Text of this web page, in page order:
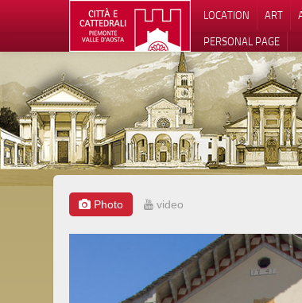
LOCATION ART
PERSONAL PAGE
Photo video